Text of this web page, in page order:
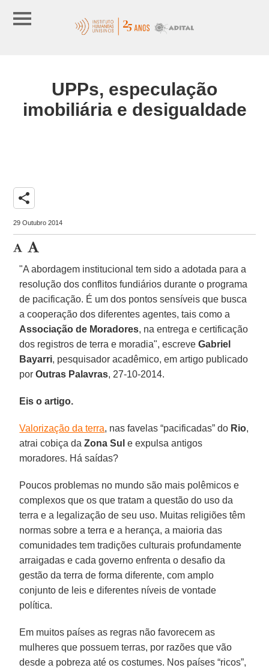
UPPs, especulação
imobiliária e desigualdade
share
29 Outubro 2014
"A abordagem institucional tem sido a adotada para a
resolução dos conflitos fundiários durante o programa
de pacificação. É um dos pontos sensíveis que busca
a cooperação dos diferentes agentes, tais como a
Associação de Moradores, na entrega e certificação
dos registros de terra e moradia", escreveGabriel
Bayarri, pesquisador acadêmico, em artigo publicado
porOutras Palavras, 27-10-2014.
Eis o artigo.
Valorização da terra, nas favelas “pacificadas” do Rio,
atrai cobiça daZona Sul e expulsa antigos
moradores. Há saídas?
Poucos problemas no mundo são mais polêmicos e
complexos que os que tratam a questão do uso da
terra e a legalização de seu uso. Muitas religiões têm
normas sobre a terra e a herança, a maioria das
comunidades tem tradições culturais profundamente
arraigadas e cada governo enfrenta o desafio da
gestão da terra de forma diferente, com amplo
conjunto de leis e diferentes níveis de vontade
política.
Em muitos países as regras não favorecem as
mulheres que possuem terras, por razões que vão
desde a pobreza até os costumes. Nos países “ricos”,